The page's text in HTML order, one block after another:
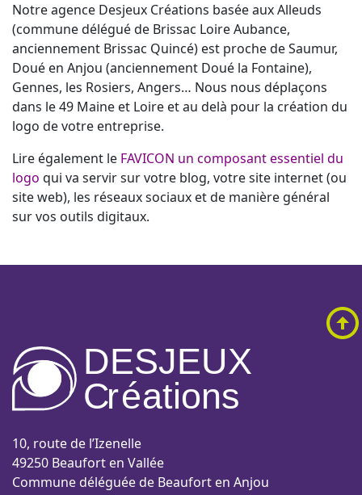
Notre agence Desjeux Créations basée aux Alleuds
(commune délégué de Brissac Loire Aubance,
anciennement Brissac Quincé) est proche de Saumur,
Doué en Anjou (anciennement Doué la Fontaine),
Gennes, les Rosiers, Angers… Nous nous déplaçons
dans le 49 Maine et Loire et au delà pour la création du
logo de votre entreprise.
Lire également le FAVICON un composant essentiel du
logo qui va servir sur votre blog, votre site internet (ou
site web), les réseaux sociaux et de manière général
sur vos outils digitaux.
DESJEUX
Créations
10, route de l’Izenelle
49250 Beaufort en Vallée
Commune déléguée de Beaufort en Anjou